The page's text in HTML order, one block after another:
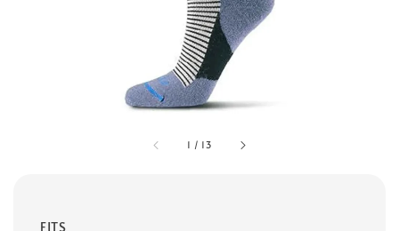
1 / 13
FITS